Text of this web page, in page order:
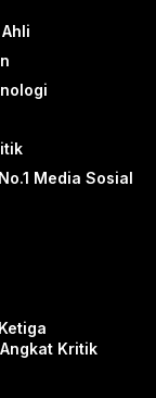
Media Sosial
Kritik